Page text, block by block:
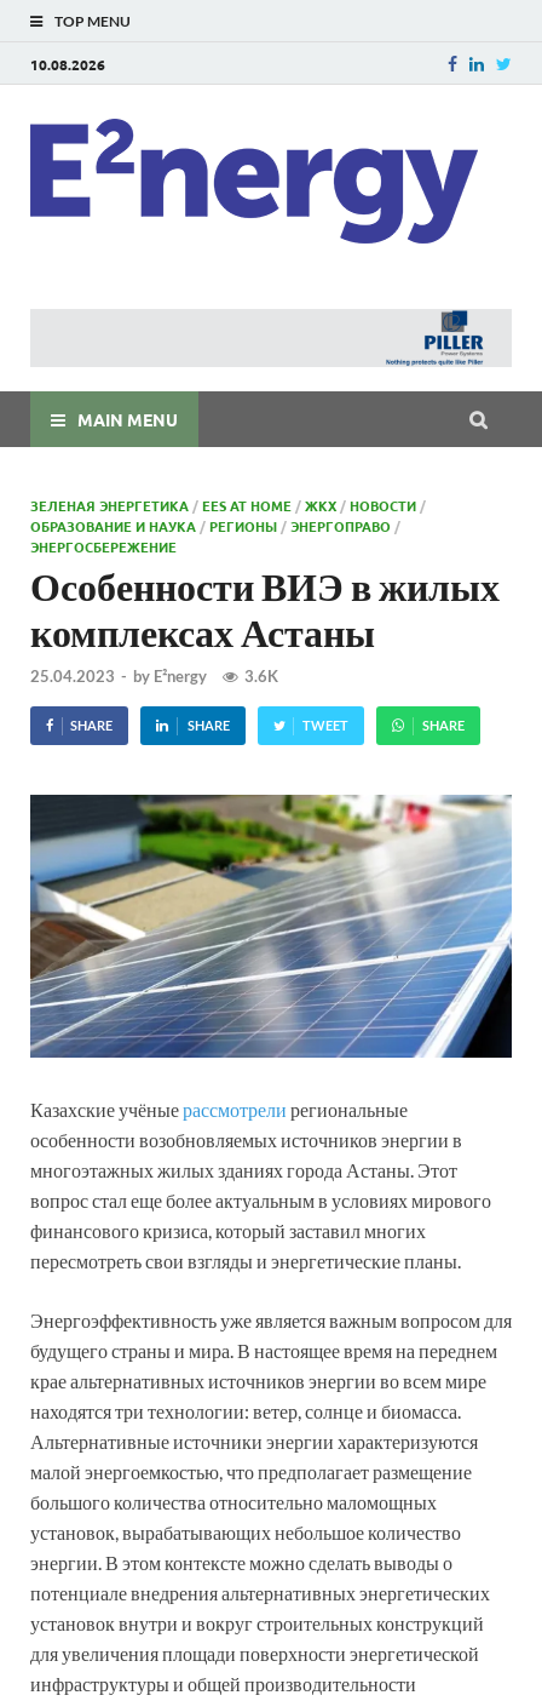
TOP MENU
10.08.2026
MAIN MENU
ЗЕЛЕНАЯ ЭНЕРГЕТИКА /EES AT HOME /ЖКХ /НОВОСТИ /
ОБРАЗОВАНИЕ И НАУКА /РЕГИОНЫ /ЭНЕРГОПРАВО /
ЭНЕРГОСБЕРЕЖЕНИЕ
Особенности ВИЭ в жилых
комплексах Астаны
25.04.2023 - by E²nergy 3.6K
SHARE SHARE TWEET SHARE
Казахские учёныерассмотрели региональные
особенности возобновляемых источников энергии в
многоэтажных жилых зданиях города Астаны. Этот
вопрос стал еще более актуальным в условиях мирового
финансового кризиса, который заставил многих
пересмотреть свои взгляды и энергетические планы.
Энергоэффективность уже является важным вопросом для
будущего страны и мира. В настоящее время на переднем
крае альтернативных источников энергии во всем мире
находятся три технологии: ветер, солнце и биомасса.
Альтернативные источники энергии характеризуются
малой энергоемкостью, что предполагает размещение
большого количества относительно маломощных
установок, вырабатывающих небольшое количество
энергии. В этом контексте можно сделать выводы о
потенциале внедрения альтернативных энергетических
установок внутри и вокруг строительных конструкций
для увеличения площади поверхности энергетической
инфраструктуры и общей производительности